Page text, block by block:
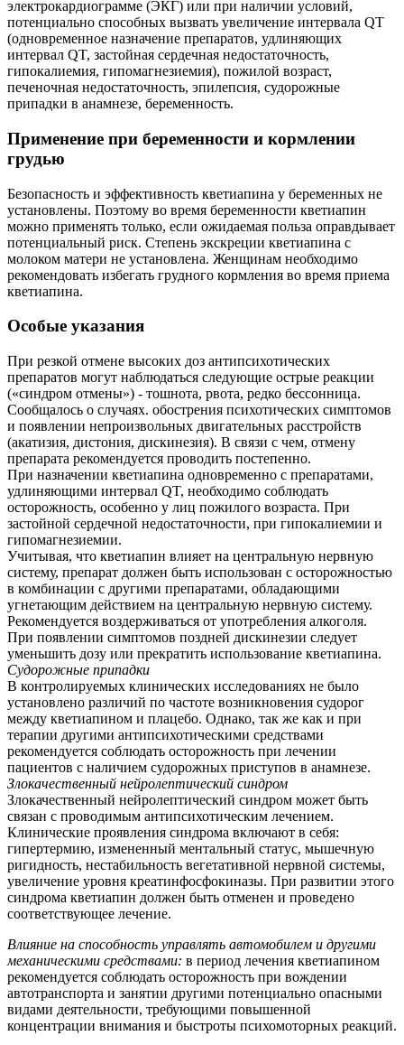
электрокардиограмме (ЭКГ) или при наличии условий,
потенциально способных вызвать увеличение интервала QT
(одновременное назначение препаратов, удлиняющих
интервал QT, застойная сердечная недостаточность,
гипокалиемия, гипомагнезиемия), пожилой возраст,
печеночная недостаточность, эпилепсия, судорожные
припадки в анамнезе, беременность.
Применение при беременности и кормлении
грудью
Безопасность и эффективность кветиапина у беременных не
установлены. Поэтому во время беременности кветиапин
можно применять только, если ожидаемая польза оправдывает
потенциальный риск. Степень экскреции кветиапина с
молоком матери не установлена. Женщинам необходимо
рекомендовать избегать грудного кормления во время приема
кветиапина.
Особые указания
При резкой отмене высоких доз антипсихотических
препаратов могут наблюдаться следующие острые реакции
(«синдром отмены») - тошнота, рвота, редко бессонница.
Сообщалось о случаях. обострения психотических симптомов
и появлении непроизвольных двигательных расстройств
(акатизия, дистония, дискинезия). В связи с чем, отмену
препарата рекомендуется проводить постепенно.
При назначении кветиапина одновременно с препаратами,
удлиняющими интервал QT, необходимо соблюдать
осторожность, особенно у лиц пожилого возраста. При
застойной сердечной недостаточности, при гипокалиемии и
гипомагнезиемии.
Учитывая, что кветиапин влияет на центральную нервную
систему, препарат должен быть использован с осторожностью
в комбинации с другими препаратами, обладающими
угнетающим действием на центральную нервную систему.
Рекомендуется воздерживаться от употребления алкоголя.
При появлении симптомов поздней дискинезии следует
уменьшить дозу или прекратить использование кветиапина.
Судорожные припадки
В контролируемых клинических исследованиях не было
установлено различий по частоте возникновения судорог
между кветиапином и плацебо. Однако, так же как и при
терапии другими антипсихотическими средствами
рекомендуется соблюдать осторожность при лечении
пациентов с наличием судорожных приступов в анамнезе.
Злокачественный нейролептический синдром
Злокачественный нейролептический синдром может быть
связан с проводимым антипсихотическим лечением.
Клинические проявления синдрома включают в себя:
гипертермию, измененный ментальный статус, мышечную
ригидность, нестабильность вегетативной нервной системы,
увеличение уровня креатинфосфокиназы. При развитии этого
синдрома кветиапин должен быть отменен и проведено
соответствующее лечение.
Влияние на способность управлять автомобилем и другими
механическими средствами: в период лечения кветиапином
рекомендуется соблюдать осторожность при вождении
автотранспорта и занятии другими потенциально опасными
видами деятельности, требующими повышенной
концентрации внимания и быстроты психомоторных реакций.